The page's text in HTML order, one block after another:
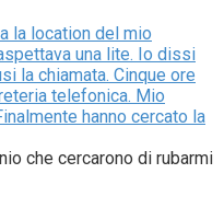
la location del mio
una lite. Io dissi
la chiamata. Cinque ore
telefonica. Mio
hanno cercato la
che cercarono di rubarmi